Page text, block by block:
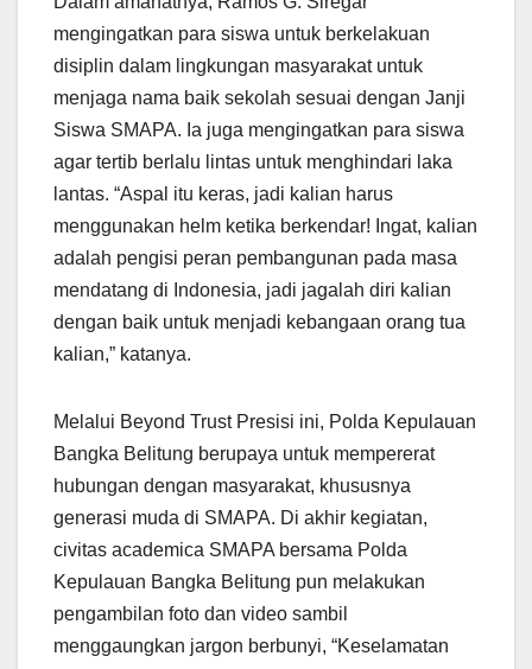
mengingatkan para siswa untuk berkelakuan
disiplin dalam lingkungan masyarakat untuk
menjaga nama baik sekolah sesuai dengan Janji
Siswa SMAPA. Ia juga mengingatkan para siswa
agar tertib berlalu lintas untuk menghindari laka
lantas. “Aspal itu keras, jadi kalian harus
menggunakan helm ketika berkendar! Ingat, kalian
adalah pengisi peran pembangunan pada masa
mendatang di Indonesia, jadi jagalah diri kalian
dengan baik untuk menjadi kebangaan orang tua
kalian,” katanya.
Melalui Beyond Trust Presisi ini, Polda Kepulauan
Bangka Belitung berupaya untuk mempererat
hubungan dengan masyarakat, khususnya
generasi muda di SMAPA. Di akhir kegiatan,
civitas academica SMAPA bersama Polda
Kepulauan Bangka Belitung pun melakukan
pengambilan foto dan video sambil
menggaungkan jargon berbunyi, “Keselamatan